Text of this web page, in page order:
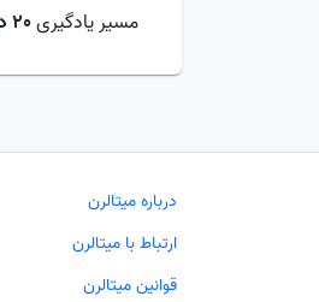
مسیر یادگیری20 دوره از محبوب ترین دوره ها در بین همه حرفه ای ها
درباره میتالرن
ارتباط با میتالرن
قوانین میتالرن